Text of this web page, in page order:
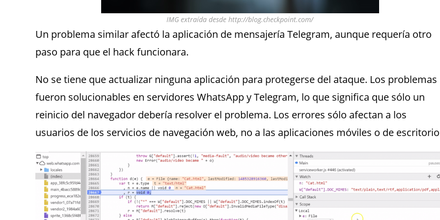
IMG extraída desde http://blog.checkpoint.com/
Un problema similar afectó la aplicación de mensajería Telegram, aunque requería otro
paso para que el hack funcionara.
No se tiene que actualizar ninguna aplicación para protegerse del ataque. Los problemas
fueron solucionables en servidores WhatsApp y Telegram, lo que significa que sólo un
reinicio del navegador debería resolver el problema. Los errores sólo afectan a los
usuarios de los servicios de navegación web, no a las aplicaciones móviles o de